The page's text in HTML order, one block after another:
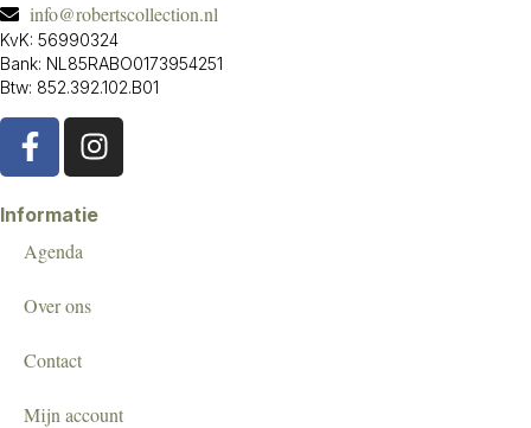
info@robertscollection.nl
KvK: 56990324
Bank: NL85RABO0173954251
Btw: 852.392.102.B01
Informatie
Agenda
Over ons
Contact
Mijn account